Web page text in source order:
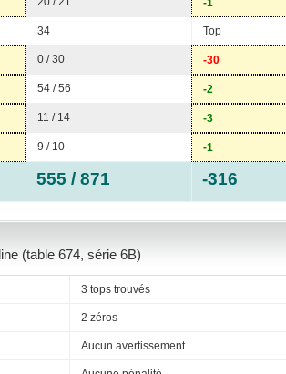
-1
34 Top
0 / 30 -30
54 / 56 -2
11 / 14 -3
9 / 10 -1
555 / 871 -316
(table 674, série 6B)
3 tops trouvés
2 zéros
Aucun avertissement.